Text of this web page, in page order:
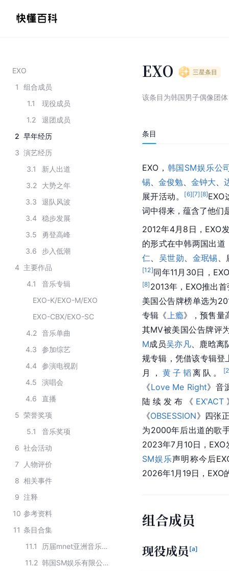
EXO
1
组合成员
1.1
现役成员
1.2
退团成员
2 早年经历
3 演艺经历
3.1
新人出道
3.2
大势之年
3.3
退队风波
3.4
稳步发展
3.5
勇登高峰
3.6
步入低潮
4 主要作品
4.1
音乐专辑
EXO-K/EXO-M/EXO
EXO-CBX/EXO-SC
4.2
音乐单曲
4.3
参加综艺
4.4
参演电视剧
4.5
演唱会
4.6
直播
5 荣誉奖项
5.1
音乐奖项
6 社会活动
7
人物评价
8 相关事件
9 注释
10 参考资料
11 条目合集
11.1
历届mnet亚洲音乐大奖最佳男组合
11.2
韩国SM娱乐有限公司旗下组合
EXO 三星条目
该条目为韩国男子偶像团体
条目
EXO， 韩国SM娱乐公
锡
金俊勉 金钟大
展开活动。
[6][7] [8]EXO
词中得来，蕴含了他们
2012年4月8日，EXO
的形式在中韩两国出道
仁
吴世勋 金珉锡
[12]同年11月30日，
[8] 2013年，EXO推出
美国公告牌榜单选为
专辑《 上瘾》，预售量
其MV被美国公告牌评
M成员吴亦凡 、鹿晗离
规专辑，凭借该专辑
月， 黄子韬离队。 [
《Love Me Right》音
陆续发布《 EX'ACT
《OBSESSION》四张
为2000年后出道的歌
2023年7月10日，
SM娱乐声明称今后
2026年1月19日，EXO
组合成员
现役成员 [a]